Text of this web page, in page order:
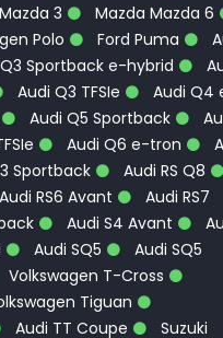
3
Mazda Mazda 6
Polo Ford Puma
Sportback e-hybrid
Audi Q3 TFSIe
Audi Q4
Audi Q5 Sportback
Audi Q6 e-tron
Sportback
Audi RS Q8
Audi RS6 Avant
Audi RS7
Audi S4 Avant
Audi SQ5
Audi SQ5
Volkswagen T-Cross
Tiguan
Audi TT Coupe Suzuki